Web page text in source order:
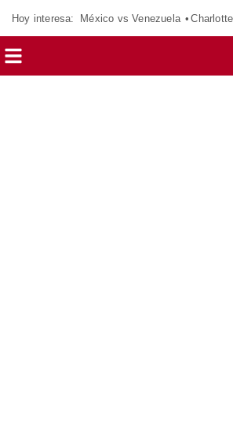
Hoy interesa: México vs Venezuela